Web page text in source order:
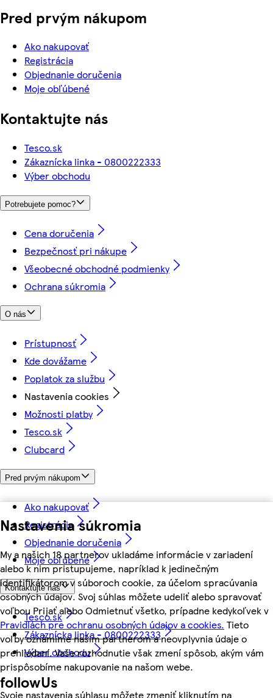
Nastavenia súkromia
My a našich 18 partnerov ukladáme informácie v zariadení
alebo k nim pristupujeme, napríklad k jedinečným
identifikátorom v súboroch cookie, za účelom spracúvania
osobných údajov. Svoj súhlas môžete udeliť alebo spravovať
voľbou Prijať alebo Odmietnuť všetko, prípadne kedykoľvek v
Pravidlách pre ochranu osobných údajov a cookies. Tieto
voľby oznámime našim partnerom a neovplyvnia údaje o
prehliadaní. Vaše rozhodnutie však zmení spôsob, akým vám
prispôsobíme nakupovanie na našom webe.
Svoje nastavenia súhlasu môžete zmeniť kliknutím na
Pred prvým nákupom
Ako nakupovať
Registrácia
Objednanie doručenia
Moje obľúbené
Kontaktujte nás
Tesco.sk
Zákaznícka linka - 0800222333
Výber obchodu
Potrebujete pomoc?
Cena doručenia
Bezpečnosť pri nákupe
Všeobecné obchodné podmienky
Ochrana súkromia
O nás
Prístupnosť
Kde dovážame
Poplatok za službu
Nastavenia cookies
Možnosti platby
Tesco.sk
Clubcard
Pred prvým nákupom
Ako nakupovať
Registrácia
Objednanie doručenia
Moje obľúbené
Kontaktujte nás
Tesco.sk
Zákaznícka linka - 0800222333
Výber obchodu
followUs